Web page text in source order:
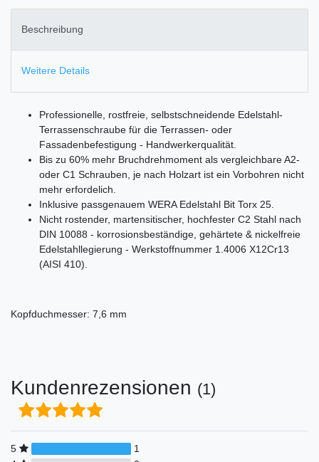
Beschreibung
Weitere Details
Professionelle, rostfreie, selbstschneidende Edelstahl-
Terrassenschraube für die Terrassen- oder
Fassadenbefestigung - Handwerkerqualität.
Bis zu 60% mehr Bruchdrehmoment als vergleichbare A2-
oder C1 Schrauben, je nach Holzart ist ein Vorbohren nicht
mehr erfordelich.
Inklusive passgenauem WERA Edelstahl Bit Torx 25.
Nicht rostender, martensitischer, hochfester C2 Stahl nach
DIN 10088 - korrosionsbeständige, gehärtete & nickelfreie
Edelstahllegierung - Werkstoffnummer 1.4006 X12Cr13
(AISI 410).
Kopfduchmesser: 7,6 mm
Kundenrezensionen (1)
5
1